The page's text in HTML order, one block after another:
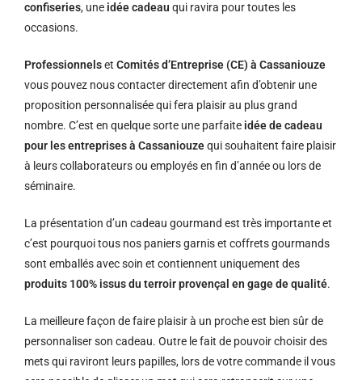
confiseries, une idée cadeau qui ravira pour toutes les
occasions.
Professionnelset Comités d’Entreprise (CE) à Cassaniouze
vous pouvez nous contacter directement afin d’obtenir une
proposition personnalisée qui fera plaisir au plus grand
nombre. C’est en quelque sorte une parfaite idée de cadeau
pour les entreprises à Cassaniouzequi souhaitent faire plaisir
à leurs collaborateurs ou employés en fin d’année ou lors de
séminaire.
La présentation d’un cadeau gourmand est très importante et
c’est pourquoi tous nos paniers garnis et coffrets gourmands
sont emballés avec soin et contiennent uniquement des
produits 100% issus du terroir provençal en gage de qualité.
La meilleure façon de faire plaisir à un proche est bien sûr de
personnaliser son cadeau. Outre le fait de pouvoir choisir des
mets qui raviront leurs papilles, lors de votre commande il vous